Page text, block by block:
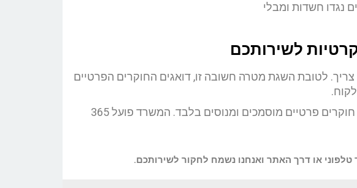
נגדו חשדות ומבלי
לשירותכם
לטובת השגת מטרה חשובה זו, דואגים החוקרים הפרטיים
המשרד נמצא בבעלותו של אלירן חפץ, חוקר פרטי הפועל ברישיון משטרת ישראל, ומעסיק חוקרים פרטיים מוסמכים ומנוסים בלבד. המשרד פועל 365
או דרך האתר ואנחנו נשמח לחקור לשירותכם.